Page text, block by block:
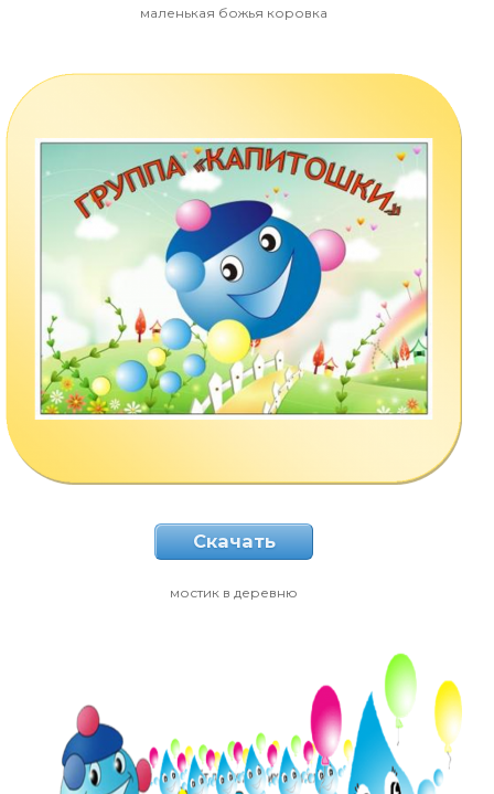
маленькая божья коровка
Скачать
мостик в деревню